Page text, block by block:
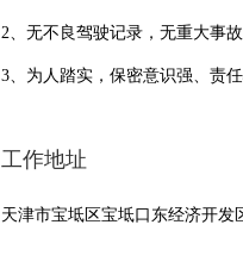
2、无不良驾驶记录，无重大事
3、为人踏实，保密意识强、责任
工作地址
天津市宝坻区宝坻口东经济开发